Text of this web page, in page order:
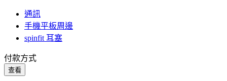
通訊
手機平板周邊
spinfit 耳塞
付款方式
查看